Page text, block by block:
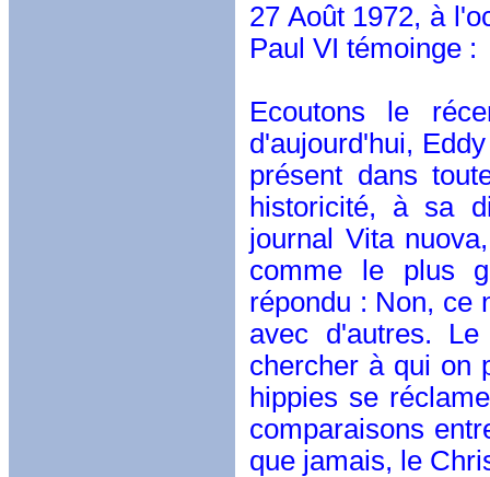
27 Août 1972, à
Paul VI témoinge :
Ecoutons le
d'aujourd'hui,
présent dans
historicité, à sa
journal Vita
comme le plus
répondu : Non, ce
avec d'autres.
chercher à qui on
hippies se
comparaisons
que jamais, le